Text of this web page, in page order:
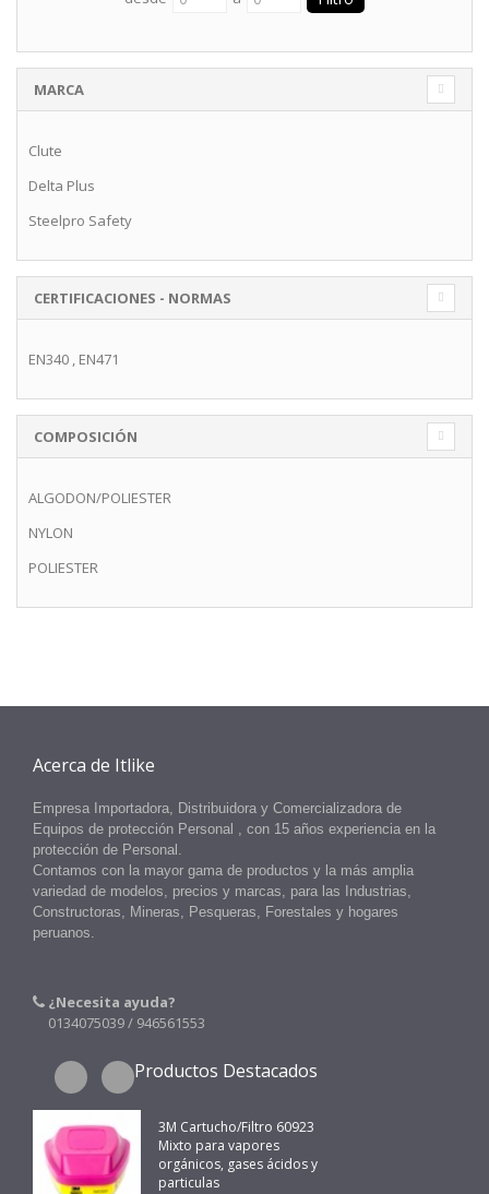
MARCA
Clute
Delta Plus
Steelpro Safety
CERTIFICACIONES - NORMAS
EN340 , EN471
COMPOSICIÓN
ALGODON/POLIESTER
NYLON
POLIESTER
Acerca de Itlike
Empresa Importadora, Distribuidora y Comercializadora de
Equipos de protección Personal , con 15 años experiencia en la
protección de Personal.
Contamos con la mayor gama de productos y la más amplia
variedad de modelos, precios y marcas, para las Industrias,
Constructoras, Mineras, Pesqueras, Forestales y hogares
peruanos.
¿Necesita ayuda?
0134075039 / 946561553
Productos Destacados
3M Cartucho/Filtro 60923
Mixto para vapores
orgánicos, gases ácidos y
particulas